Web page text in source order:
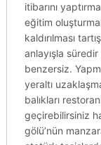
itibarını
eğitim
kaldırılması
anlayışla
benzersiz.
yeraltı
balıkları
geçirebilirsiniz
gölü’nün